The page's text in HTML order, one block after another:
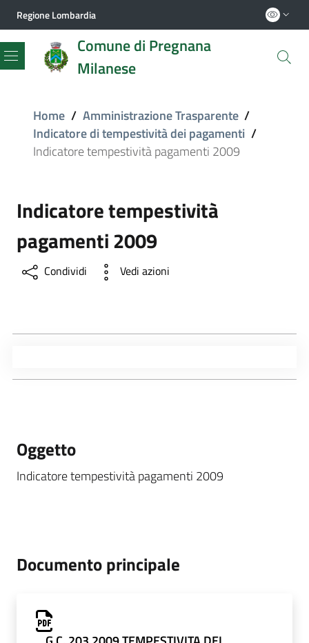
Regione Lombardia
Comune di Pregnana
Milanese
Menu
Home / Amministrazione Trasparente /
Indicatore di tempestività dei pagamenti /
Indicatore tempestività pagamenti 2009
Indicatore tempestività
pagamenti 2009
Condividi Vedi azioni
Oggetto
Indicatore tempestività pagamenti 2009
Documento principale